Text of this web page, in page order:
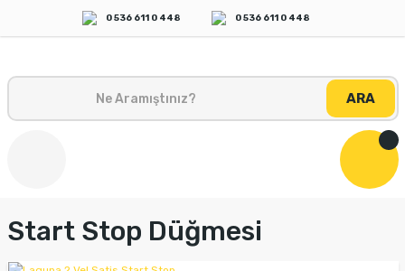
0 536 611 0 448 0 536 611 0 448
ARA
Start Stop Düğmesi